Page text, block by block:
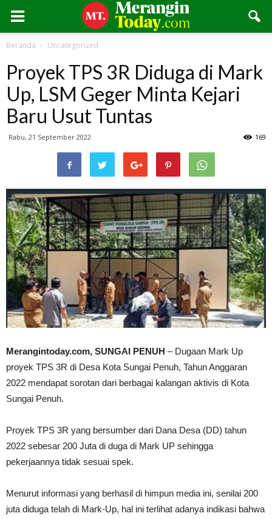
Beranda Uncategorized
Proyek TPS 3R Diduga di Mark
Up, LSM Geger Minta Kejari
Baru Usut Tuntas
Rabu, 21 September 2022 169
Merangintoday.com, SUNGAI PENUH – Dugaan Mark Up
proyek TPS 3R di Desa Kota Sungai Penuh, Tahun Anggaran
2022 mendapat sorotan dari berbagai kalangan aktivis di Kota
Sungai Penuh.
Proyek TPS 3R yang bersumber dari Dana Desa (DD) tahun
2022 sebesar 200 Juta di duga di Mark UP sehingga
pekerjaannya tidak sesuai spek.
Menurut informasi yang berhasil di himpun media ini, senilai 200
juta diduga telah di Mark-Up, hal ini terlihat adanya indikasi bahwa